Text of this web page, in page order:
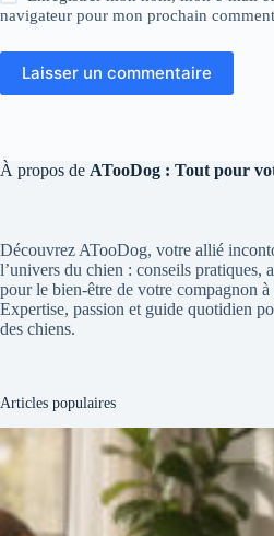
navigateur pour mon prochain
Laisser un commentaire
À propos de ATooDog : Tout pour
Découvrez ATooDog, votre allié
l’univers du chien : conseils pratiques,
pour le bien-être de votre compagnon à
Expertise, passion et guide quotidien
des chiens.
Articles populaires